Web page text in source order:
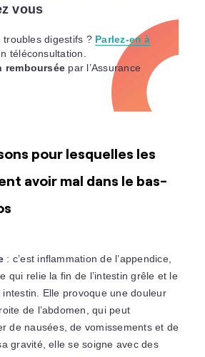
vous
troubles digestifs ? Parlez-en à
téléconsultation.
remboursée par l’Assurance
pour lesquelles les
avoir mal dans le bas-
: c’est inflammation de l’appendice,
qui relie la fin de l’intestin grêle et le
Elle provoque une douleur
de l’abdomen, qui peut
de nausées, de vomissements et de
gravité, elle se soigne avec des